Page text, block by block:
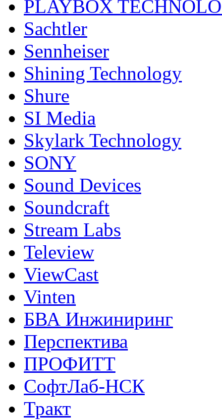
PLAYBOX
Sachtler
Sennheiser
Shining Technology
Shure
SI Media
Skylark Technology
SONY
Sound Devices
Soundcraft
Stream Labs
Teleview
ViewCast
Vinten
БВА Инжиниринг
Перспектива
ПРОФИТТ
СофтЛаб-НСК
Тракт